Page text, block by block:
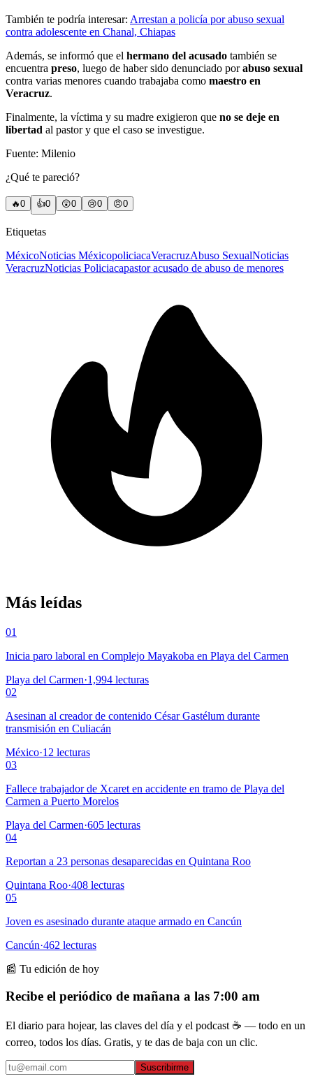
También te podría interesar: Arrestan a policía por abuso sexual
contra adolescente en Chanal, Chiapas
Además, se informó que el hermano del acusado también se
encuentra preso, luego de haber sido denunciado porabuso sexual
contra varias menores cuando trabajaba como maestro en
Veracruz.
Finalmente, la víctima y su madre exigieron que no se deje en
libertad al pastor y que el caso se investigue.
Fuente: Milenio
¿Qué te pareció?
🔥0 👍0 😲0 😢0 😠0
Etiquetas
MéxicoNoticias MéxicopoliciacaVeracruzAbuso SexualNoticias
VeracruzNoticias Policiacapastor acusado de abuso de menores
Más leídas
01
Inicia paro laboral en Complejo Mayakoba en Playa del Carmen
Playa del Carmen·1,994 lecturas
02
Asesinan al creador de contenido César Gastélum durante
transmisión en Culiacán
México·12 lecturas
03
Fallece trabajador de Xcaret en accidente en tramo de Playa del
Carmen a Puerto Morelos
Playa del Carmen·605 lecturas
04
Reportan a 23 personas desaparecidas en Quintana Roo
Quintana Roo·408 lecturas
05
Joven es asesinado durante ataque armado en Cancún
Cancún·462 lecturas
📰 Tu edición de hoy
Recibe el periódico de mañana a las 7:00 am
El diario para hojear, las claves del día y el podcast ☕ — todo en un
correo, todos los días. Gratis, y te das de baja con un clic.
Suscribirme